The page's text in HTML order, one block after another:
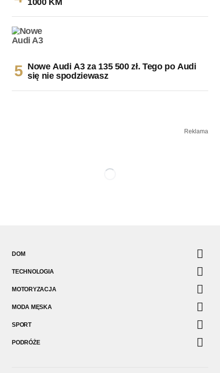
Nowe Audi A3 za 135 500 zł. Tego po Audi
się nie spodziewasz
Reklama
DOM
TECHNOLOGIA
MOTORYZACJA
MODA MĘSKA
SPORT
PODRÓŻE